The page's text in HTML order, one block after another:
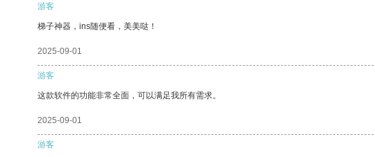
游客
梯子神器，ins随便看，美美哒！
2025-09-01
游客
这款软件的功能非常全面，可以满足我所有需求。
2025-09-01
游客